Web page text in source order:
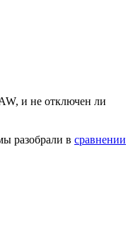
и не отключен ли
разобрали в сравнении